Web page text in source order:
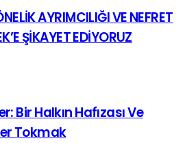
AYRIMCILIĞI VE NEFRET
ŞİKAYET EDİYORUZ
Bir Halkın Hafızası Ve
Tokmak